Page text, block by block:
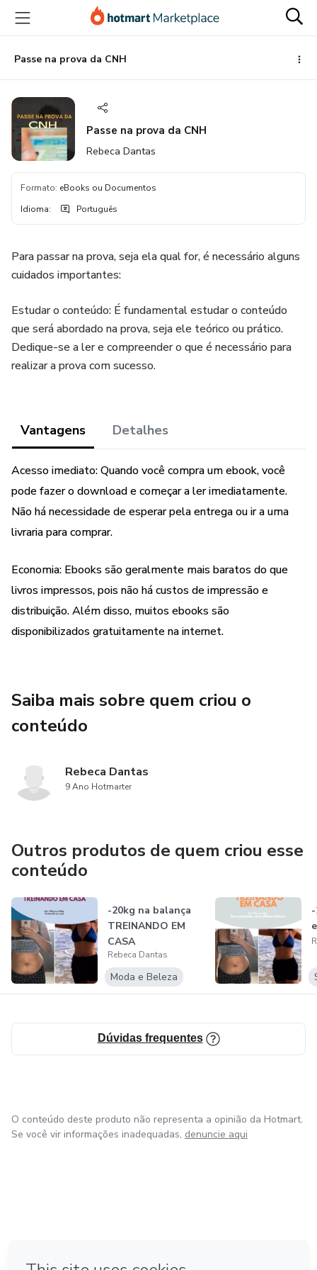
para
conteúdo
principal
para
pagamento
para
rodapé
Passe na prova da CNH
Passe na prova da CNH
Rebeca Dantas
Formato: eBooks ou Documentos
Idioma: Português
Para passar na prova, seja ela qual for, é necessário alguns
cuidados importantes:
Estudar o conteúdo: É fundamental estudar o conteúdo
que será abordado na prova, seja ele teórico ou prático.
Dedique-se a ler e compreender o que é necessário para
realizar a prova com sucesso.
Vantagens Detalhes
Acesso imediato: Quando você compra um ebook, você
pode fazer o download e começar a ler imediatamente.
Não há necessidade de esperar pela entrega ou ir a uma
livraria para comprar.
Economia: Ebooks são geralmente mais baratos do que
livros impressos, pois não há custos de impressão e
distribuição. Além disso, muitos ebooks são
disponibilizados gratuitamente na internet.
Saiba mais sobre quem criou o
conteúdo
Rebeca Dantas
9 Ano Hotmarter
Outros produtos de quem criou esse
conteúdo
-20kg na balança
TREINANDO EM
CASA
Rebeca Dantas
Moda e Beleza
Dúvidas frequentes
O conteúdo deste produto não representa a opinião da Hotmart.
Se você vir informações inadequadas, denuncie aqui
em Bogotá